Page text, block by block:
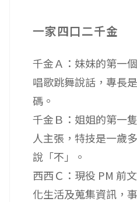
一家四口二千金
千金Ａ：妹妹的第一
唱歌跳舞說話，專長
碼。
千金Ｂ：姐姐的第一
人主張，特技是一歲
說「不」。
西西Ｃ：現役 PM 前
化生活及蒐集資訊，